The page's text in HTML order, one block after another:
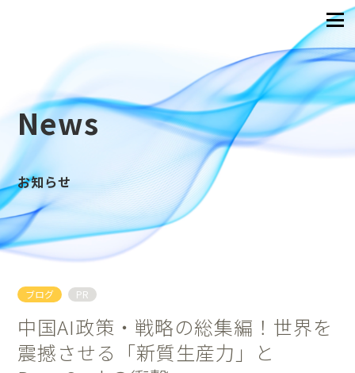
News
お知らせ
ブログ PR
中国AI政策・戦略の総集編！世界を
震撼させる「新質生産力」と